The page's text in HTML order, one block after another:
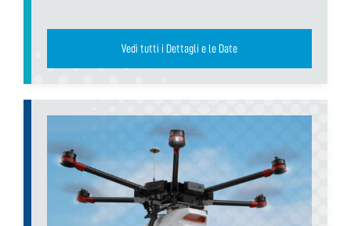
Vedi tutti i Dettagli e le Date